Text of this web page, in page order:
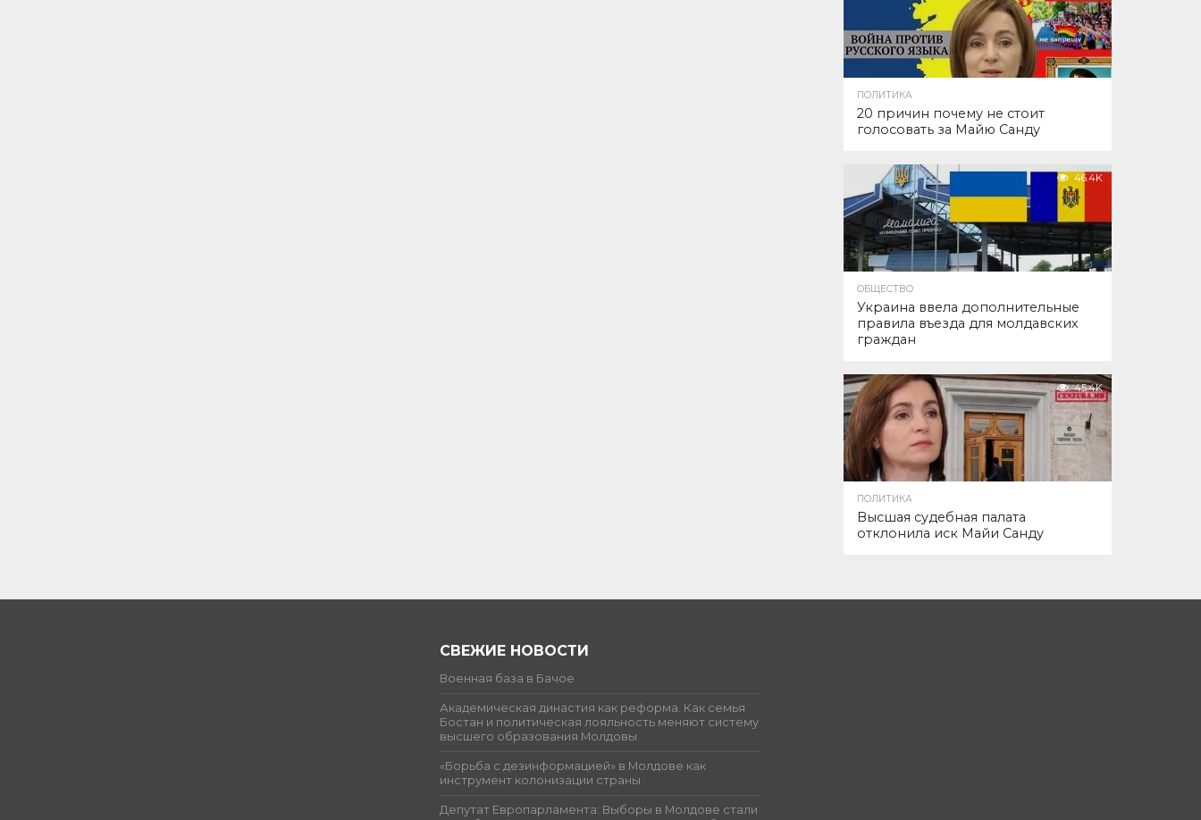
ПОЛИТИКА
20 причин почему не стоит
голосовать за Майю Санду
46.4K
ОБЩЕСТВО
Украина ввела дополнительные
правила въезда для молдавских
граждан
45.4K
ПОЛИТИКА
Высшая судебная палата
отклонила иск Майи Санду
СВЕЖИЕ НОВОСТИ
Военная база в Бачое
Академическая династия как реформа. Как семья
Бостан и политическая лояльность меняют систему
высшего образования Молдовы
«Борьба с дезинформацией» в Молдове как
инструмент колонизации страны
Депутат Европарламента: Выборы в Молдове стали